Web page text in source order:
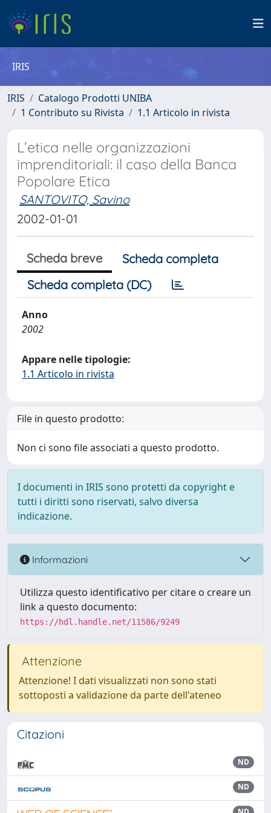
IRIS
IRIS
Catalogo Prodotti UNIBA
1 Contributo su Rivista
1.1 Articolo in rivista
L’etica nelle organizzazioni
imprenditoriali: il caso della Banca
Popolare Etica
SANTOVITO, Savino
2002-01-01
Scheda breve
Scheda completa
Scheda completa (DC)
Anno
2002
Appare nelle tipologie:
1.1 Articolo in rivista
File in questo prodotto:
Non ci sono file associati a questo prodotto.
I documenti in IRIS sono protetti da copyright e
tutti i diritti sono riservati, salvo diversa
indicazione.
Informazioni
Utilizza questo identificativo per citare o creare un
link a questo documento:
https://hdl.handle.net/11586/9249
Attenzione
Attenzione! I dati visualizzati non sono stati
sottoposti a validazione da parte dell'ateneo
Citazioni
ND
ND